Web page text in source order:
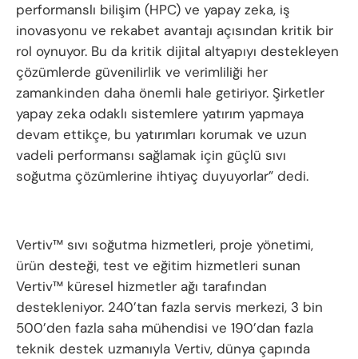
performanslı bilişim (HPC) ve yapay zeka, iş
inovasyonu ve rekabet avantajı açısından kritik bir
rol oynuyor. Bu da kritik dijital altyapıyı destekleyen
çözümlerde güvenilirlik ve verimliliği her
zamankinden daha önemli hale getiriyor. Şirketler
yapay zeka odaklı sistemlere yatırım yapmaya
devam ettikçe, bu yatırımları korumak ve uzun
vadeli performansı sağlamak için güçlü sıvı
soğutma çözümlerine ihtiyaç duyuyorlar” dedi.
Vertiv™ sıvı soğutma hizmetleri, proje yönetimi,
ürün desteği, test ve eğitim hizmetleri sunan
Vertiv™ küresel hizmetler ağı tarafından
destekleniyor. 240’tan fazla servis merkezi, 3 bin
500’den fazla saha mühendisi ve 190’dan fazla
teknik destek uzmanıyla Vertiv, dünya çapında